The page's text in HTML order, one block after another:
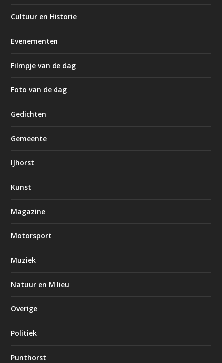
Cultuur en Historie
Evenementen
Filmpje van de dag
Foto van de dag
Gedichten
Gemeente
IJhorst
Kunst
Magazine
Motorsport
Muziek
Natuur en Milieu
Overige
Politiek
Punthorst